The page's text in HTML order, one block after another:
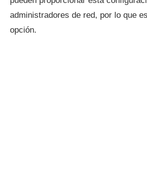
administradores de red, por lo que
opción.